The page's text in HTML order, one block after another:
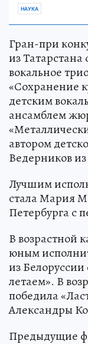
НАУКА
Гран-при
из Татарстана
вокальное
«Сохранение
детским
ансамблем
автором
Ведерников
Лучшим
стала Мария
Петербурга с
В возрастной
юным
из
летаем». В
победила
Александры
Предыдущие